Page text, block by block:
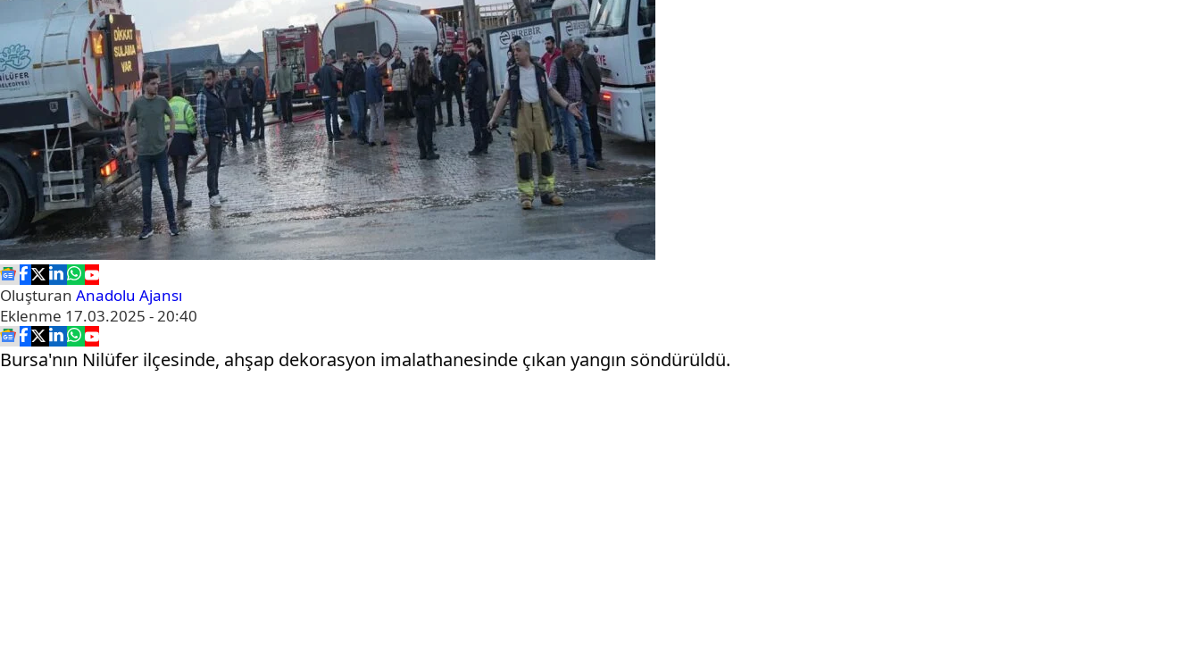
Oluşturan Anadolu Ajansı
Eklenme 17.03.2025 - 20:40
Bursa'nın Nilüfer ilçesinde, ahşap dekorasyon imalathanesinde çıkan yangın söndürüldü.